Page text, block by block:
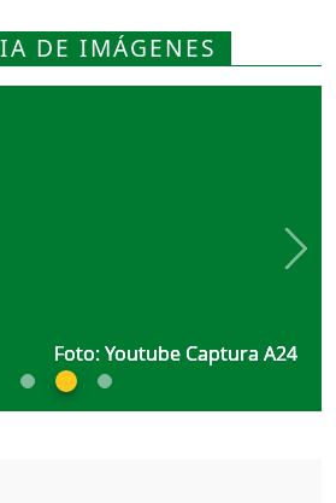
DE IMÁGENES
Foto: Youtube Captura A24
Foto: Youtube Captura A24
Foto: Youtube Captura A24
Next